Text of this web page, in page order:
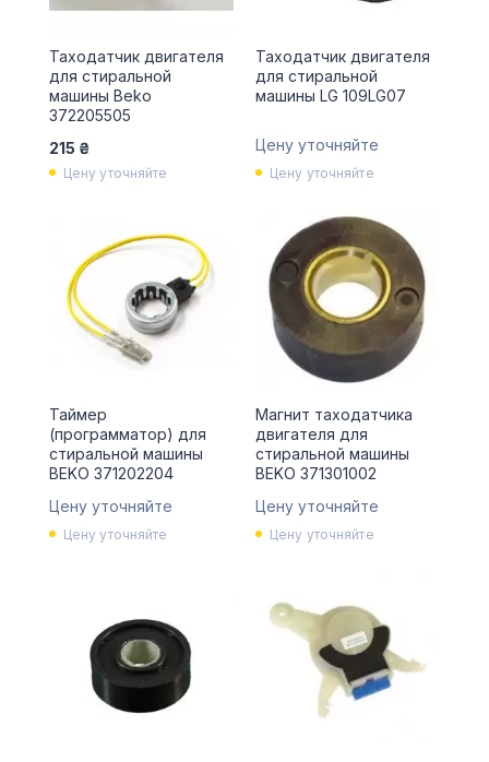
Таходатчик двигателя
для стиральной
машины Beko
372205505
215 ₴
Цену уточняйте
Таходатчик двигателя
для стиральной
машины LG 109LG07
Цену уточняйте
Цену уточняйте
Таймер
(программатор) для
стиральной машины
BEKO 371202204
Цену уточняйте
Цену уточняйте
Магнит таходатчика
двигателя для
стиральной машины
BEKO 371301002
Цену уточняйте
Цену уточняйте